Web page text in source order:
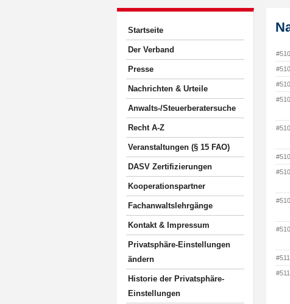
Startseite
Der Verband
Presse
Nachrichten & Urteile
Anwalts-/Steuerberatersuche
Recht A-Z
Veranstaltungen (§ 15 FAO)
DASV Zertifizierungen
Kooperationspartner
Fachanwaltslehrgänge
Kontakt & Impressum
Privatsphäre-Einstellungen
ändern
Historie der Privatsphäre-
Einstellungen